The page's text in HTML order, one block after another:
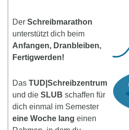
Der Schreibmarathon
unterstützt dich beim
Anfangen, Dranbleiben,
Fertigwerden!
Das TUD|Schreibzentrum
und die SLUB schaffen für
dich einmal im Semester
eine Woche lang einen